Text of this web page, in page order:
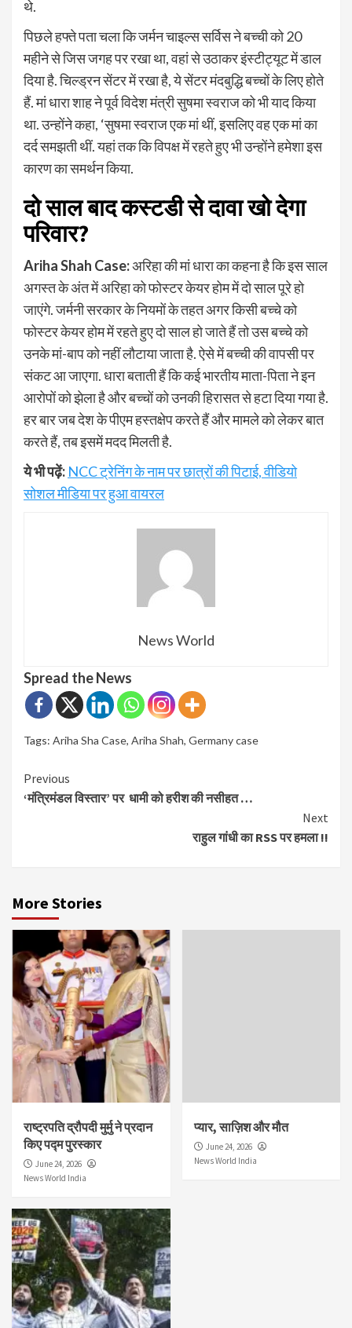
थे.
पिछले हफ्ते पता चला कि जर्मन चाइल्स सर्विस ने बच्ची को 20
महीने से जिस जगह पर रखा था, वहां से उठाकर इंस्टीट्यूट में डाल
दिया है. चिल्ड्रन सेंटर में रखा है, ये सेंटर मंदबुद्धि बच्चों के लिए होते
हैं. मां धारा शाह ने पूर्व विदेश मंत्री सुषमा स्वराज को भी याद किया
था. उन्होंने कहा, ‘सुषमा स्वराज एक मां थीं, इसलिए वह एक मां का
दर्द समझती थीं. यहां तक ​​कि विपक्ष में रहते हुए भी उन्होंने हमेशा इस
कारण का समर्थन किया.
दो साल बाद कस्टडी से दावा खो देगा
परिवार?
Ariha Shah Case:अरिहा की मां धारा का कहना है कि इस साल
अगस्त के अंत में अरिहा को फोस्टर केयर होम में दो साल पूरे हो
जाएंगे. जर्मनी सरकार के नियमों के तहत अगर किसी बच्चे को
फोस्टर केयर होम में रहते हुए दो साल हो जाते हैं तो उस बच्चे को
उनके मां-बाप को नहीं लौटाया जाता है. ऐसे में बच्ची की वापसी पर
संकट आ जाएगा. धारा बताती हैं कि कई भारतीय माता-पिता ने इन
आरोपों को झेला है और बच्चों को उनकी हिरासत से हटा दिया गया है.
हर बार जब देश के पीएम हस्तक्षेप करते हैं और मामले को लेकर बात
करते हैं, तब इसमें मदद मिलती है.
ये भी पढ़ें: NCC ट्रेनिंग के नाम पर छात्रों की पिटाई, वीडियो
सोशल मीडिया पर हुआ वायरल
News World
Spread the News
Tags: Ariha Sha Case, Ariha Shah, Germany case
Continue
Reading
Previous
‘मंत्रिमंडल विस्तार’ पर धामी को हरीश की नसीहत …
Next
राहुल गांधी का RSS पर हमला !!
More Stories
राष्ट्रपति द्रौपदी मुर्मु ने प्रदान
किए पद्म पुरस्कार
June 24, 2026
News World India
प्यार, साज़िश और मौत
June 24, 2026
News World India